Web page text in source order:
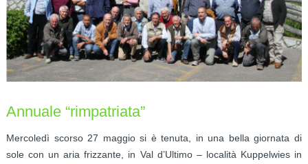
Annuale “rimpatriata”
Mercoledì scorso 27 maggio si è tenuta, in una bella giornata di
sole con un aria frizzante, in Val d’Ultimo – località Kuppelwies in